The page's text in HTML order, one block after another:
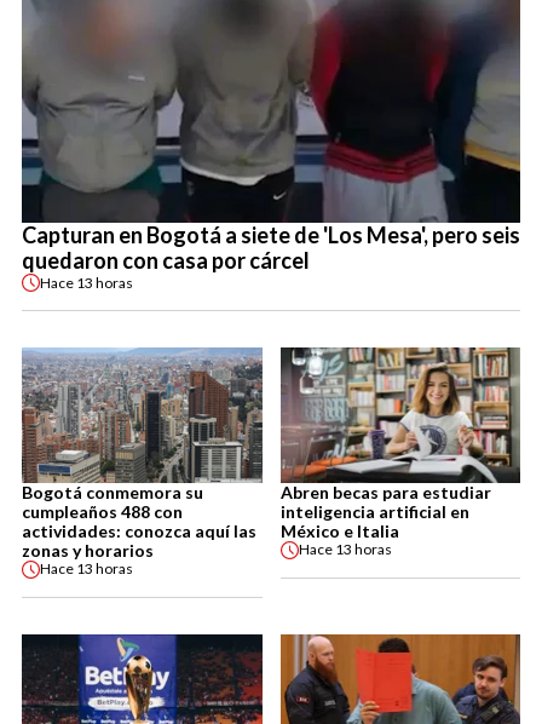
Capturan en Bogotá a siete de 'Los Mesa', pero seis
quedaron con casa por cárcel
Hace 13 horas
Bogotá conmemora su
cumpleaños 488 con
actividades: conozca aquí las
zonas y horarios
Hace 13 horas
Abren becas para estudiar
inteligencia artificial en
México e Italia
Hace 13 horas